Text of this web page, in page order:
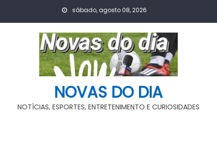
sábado, agosto 08, 2026
NOVAS DO DIA
NOTÍCIAS, ESPORTES, ENTRETENIMENTO E CURIOSIDADES